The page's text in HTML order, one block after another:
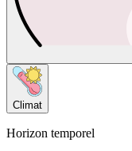
Climat
Horizon temporel